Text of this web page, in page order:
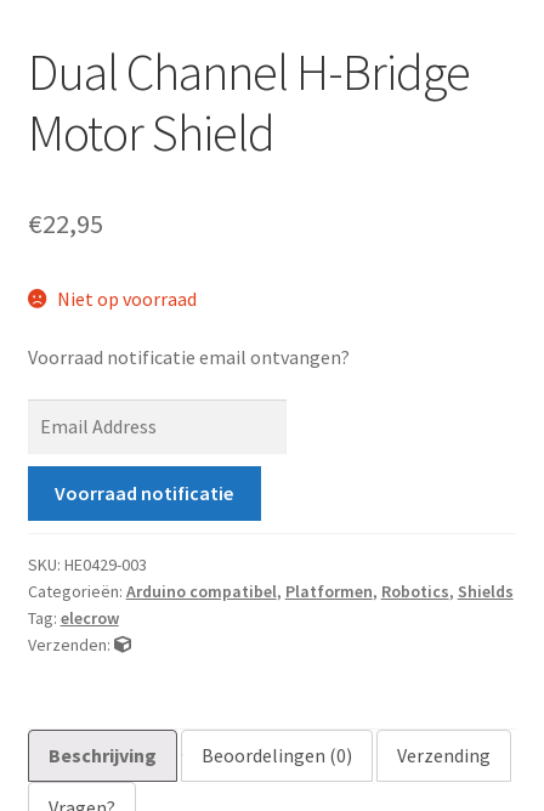
Dual Channel H-Bridge
Motor Shield
€22,95
Niet op voorraad
Voorraad notificatie email ontvangen?
t
y
o
u
r
i
Voorraad notificatie
SKU: HE0429-003
Categorieën: Arduino compatibel, Platformen, Robotics, Shields
Tag: elecrow
Verzenden:
Beschrijving Beoordelingen (0) Verzending